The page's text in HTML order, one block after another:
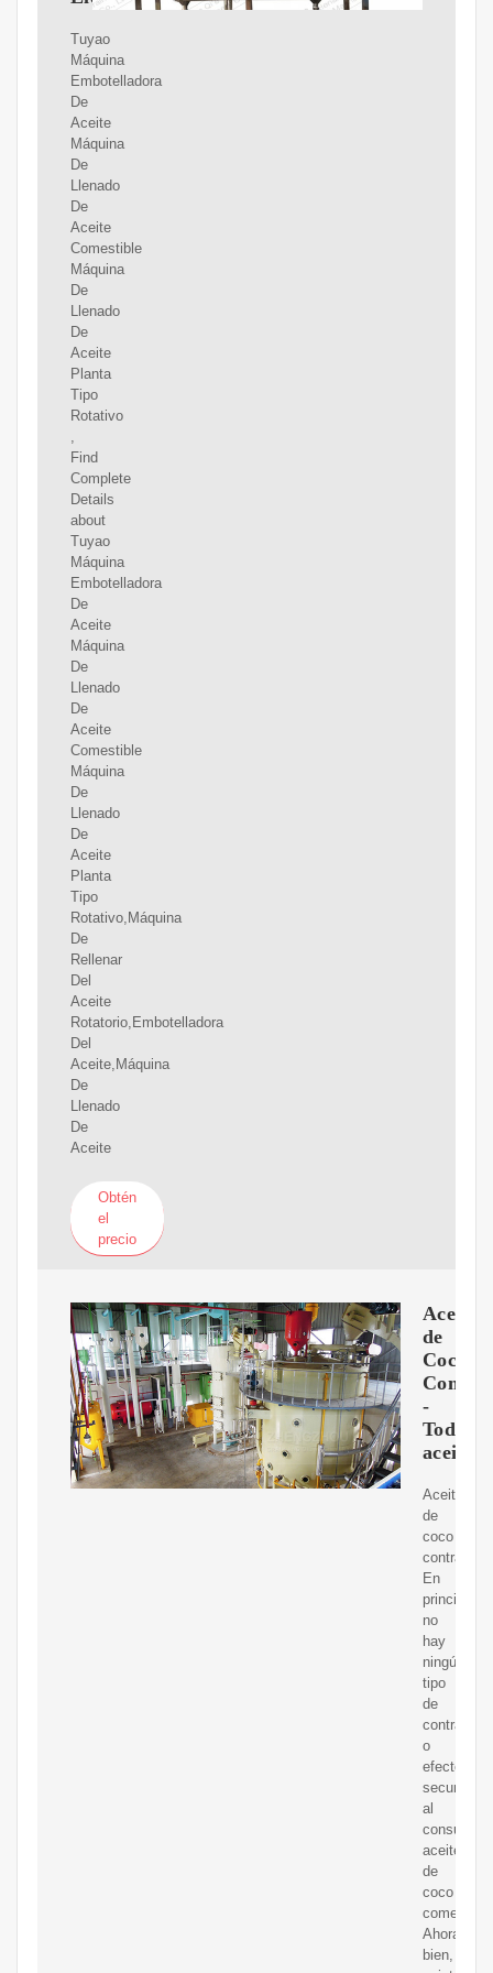
Tuyao
Máquina
Embotelladora
De
Aceite
Máquina
De
Llenado
De
Aceite
Comestible
Máquina
De
Llenado
De
Aceite
Planta
Tipo
Rotativo
,
Find
Complete
Details
about
Tuyao
Máquina
Embotelladora
De
Aceite
Máquina
De
Llenado
De
Aceite
Comestible
Máquina
De
Llenado
De
Aceite
Planta
Tipo
Rotativo,Máquina
De
Rellenar
Del
Aceite
Rotatorio,Embotelladora
Del
Aceite,Máquina
De
Llenado
De
Aceite
Obtén
el
precio
Aceite
de
Coco
-
Todo
aceites
Aceite
de
coco
En
principio
no
hay
ningún
tipo
de
o
efecto
secundario
al
consumir
aceite
de
coco
Ahora
bien,